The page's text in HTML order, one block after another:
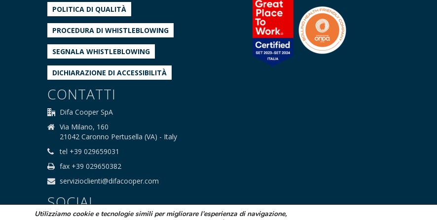
POLITICA DI QUALITÀ
PROCEDURA DI WHISTLEBLOWING
SEGNALA WHISTLEBLOWING
DICHIARAZIONE DI ACCESSIBILITÀ
CONTATTI
Difa Cooper SpA
Via Milano, 160
21042 Caronno Pertusella (VA) - Italy
tel +39 029659031
fax +39 029650382
servizioclienti@difacooper.com
SOCIAL
Utilizziamo cookie e tecnologie simili per migliorare l’esperienza di navigazione,